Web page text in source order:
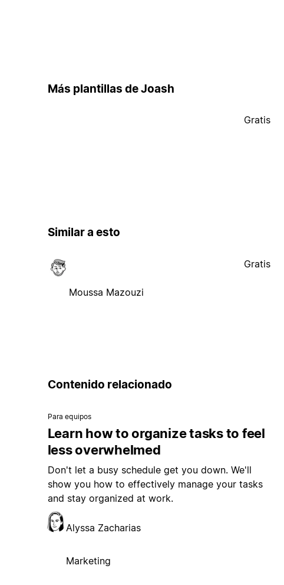
Más plantillas de Joash
Gratis
Similar a esto
Moussa Mazouzi
Gratis
Contenido relacionado
Para equipos
Learn how to organize tasks to feel
less overwhelmed
Don't let a busy schedule get you down. We'll
show you how to effectively manage your tasks
and stay organized at work.
Alyssa Zacharias
Marketing